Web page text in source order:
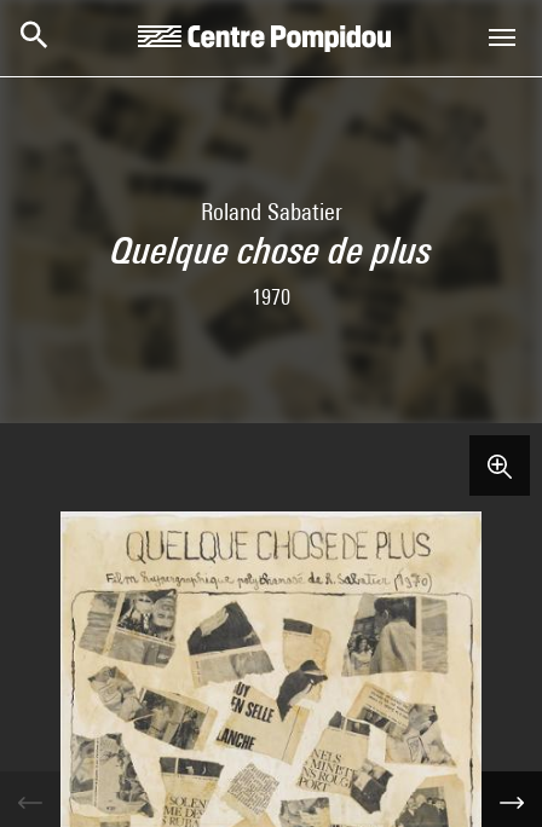
Centre Pompidou
Roland Sabatier
Quelque chose de plus
1970